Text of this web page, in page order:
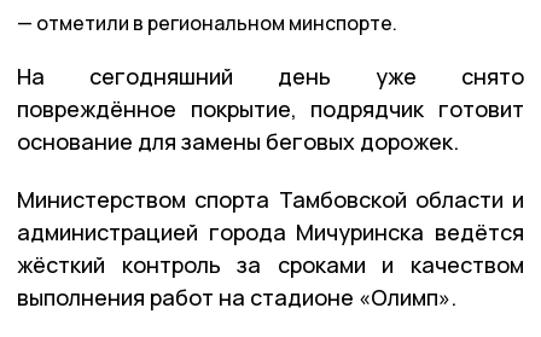
отметили в региональном минспорте.
На сегодняшний день уже снято
повреждённое покрытие, подрядчик готовит
основание для замены беговых дорожек.
Министерством спорта Тамбовской области и
администрацией города Мичуринска ведётся
жёсткий контроль за сроками и качеством
выполнения работ на стадионе «Олимп».